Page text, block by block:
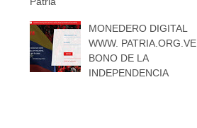
MONEDERO DIGITAL
WWW. PATRIA.ORG.VE
BONO DE LA
INDEPENDENCIA